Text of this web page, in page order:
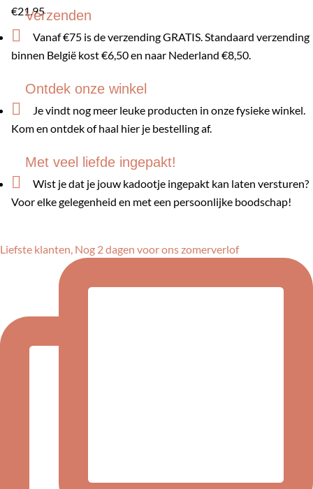
€21,95
Verzenden

Vanaf €75 is de verzending GRATIS. Standaard verzending
binnen België kost €6,50 en naar Nederland €8,50.
Ontdek onze winkel

Je vindt nog meer leuke producten in onze fysieke winkel.
Kom en ontdek of haal hier je bestelling af.
Met veel liefde ingepakt!

Wist je dat je jouw kadootje ingepakt kan laten versturen?
Voor elke gelegenheid en met een persoonlijke boodschap!
Liefste klanten, Nog 2 dagen voor ons zomerverlof